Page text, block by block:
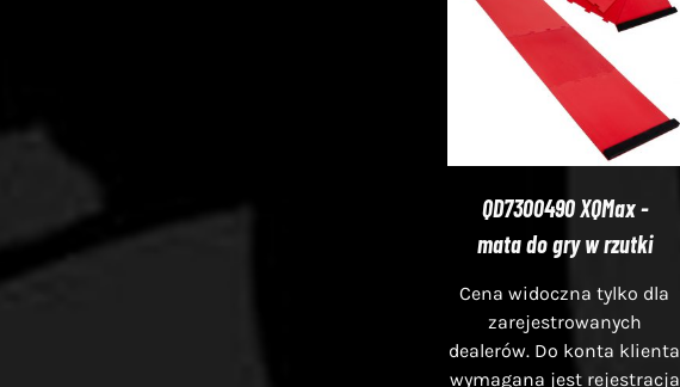
QD7300490 XQMax -
mata do gry w rzutki
Cena widoczna tylko dla
zarejestrowanych
dealerów. Do konta klienta
wymagana jest rejestracja